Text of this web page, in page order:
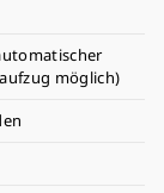
möglich)